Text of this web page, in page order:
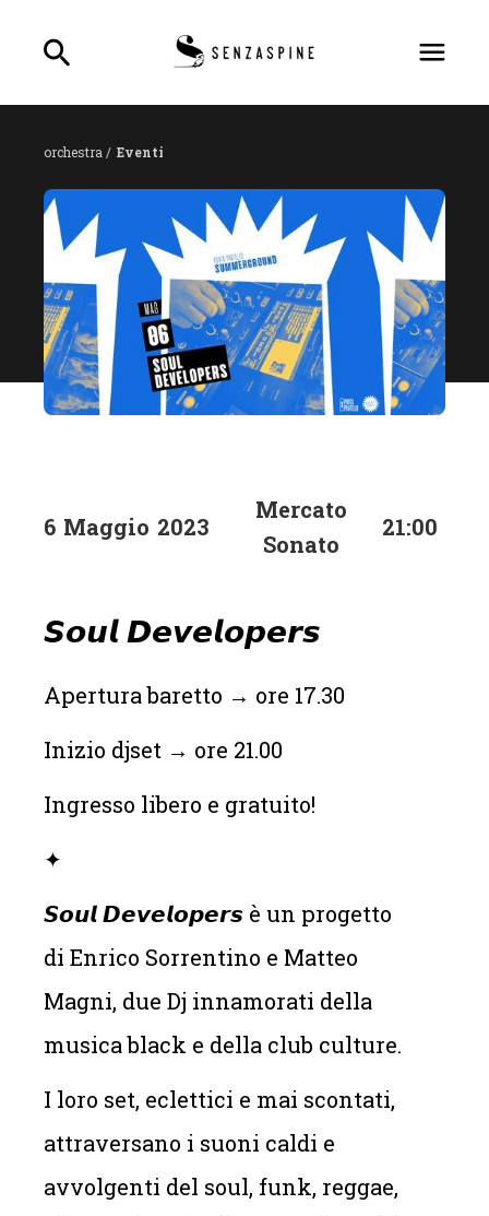
orchestra / Eventi
6 Maggio 2023
Mercato
Sonato
21:00
𝙎𝙤𝙪𝙡 𝘿𝙚𝙫𝙚𝙡𝙤𝙥𝙚𝙧𝙨
Apertura baretto → ore 17.30
Inizio djset → ore 21.00
Ingresso libero e gratuito!
✦
𝙎𝙤𝙪𝙡 𝘿𝙚𝙫𝙚𝙡𝙤𝙥𝙚𝙧𝙨 è un progetto
di Enrico Sorrentino e Matteo
Magni, due Dj innamorati della
musica black e della club culture.
I loro set, eclettici e mai scontati,
attraversano i suoni caldi e
avvolgenti del soul, funk, reggae,